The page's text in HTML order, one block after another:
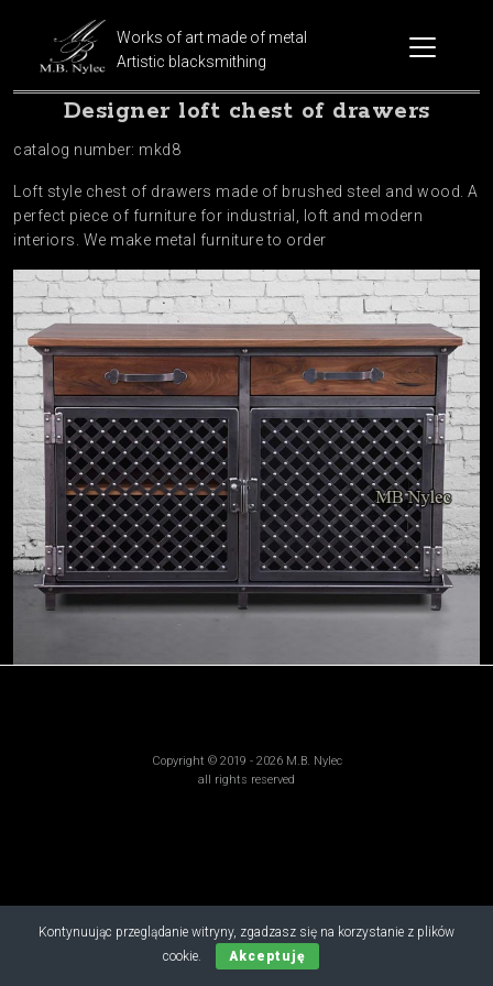
Works of art made of metal
Artistic blacksmithing
Designer loft chest of drawers
catalog number: mkd8
Loft style chest of drawers made of brushed steel and wood. A
perfect piece of furniture for industrial, loft and modern
interiors. We make metal furniture to order
Kontynuując przeglądanie witryny, zgadzasz się na korzystanie z plików
cookie.
Akceptuję
Copyright © 2019 - 2026 M.B. Nylec
all rights reserved